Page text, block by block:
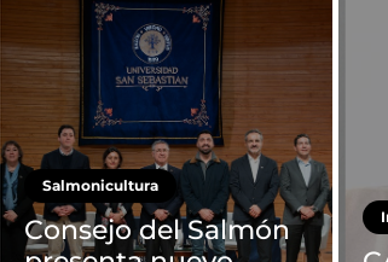
Salmonicultura
Consejo del Salmón